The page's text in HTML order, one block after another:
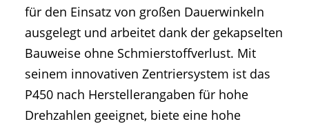
für den Einsatz von großen Dauerwinkeln
ausgelegt und arbeitet dank der gekapselten
Bauweise ohne Schmierstoffverlust. Mit
seinem innovativen Zentriersystem ist das
P450 nach Herstellerangaben für hohe
Drehzahlen geeignet, biete eine hohe